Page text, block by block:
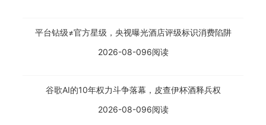
平台钻级≠官方星级，央视曝光酒店评级标识消费陷阱
2026-08-096阅读
谷歌AI的10年权力斗争落幕，皮查伊杯酒释兵权
2026-08-096阅读